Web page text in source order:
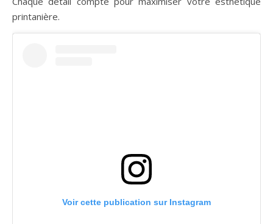
printanière.
Voir cette publication sur Instagram